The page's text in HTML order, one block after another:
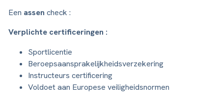
Een assen check :
Verplichte certificeringen :
Sportlicentie
Beroepsaansprakelijkheidsverzekering
Instructeurs certificering
Voldoet aan Europese veiligheidsnormen